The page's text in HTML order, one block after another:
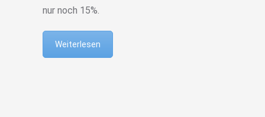
nur noch 15%.
Weiterlesen